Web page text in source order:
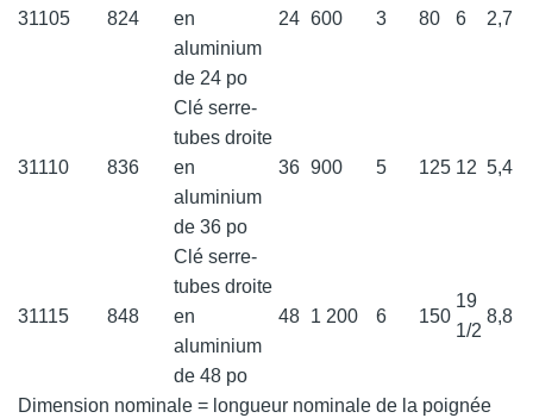
31105 824
en
aluminium
de 24 po
24 600 3 80 6 2,7
31110 836
Clé serre-
tubes droite
en
aluminium
de 36 po
36 900 5 125 12 5,4
31115 848
Clé serre-
tubes droite
en
aluminium
de 48 po
48 1 200 6 150
19
1/2
8,8
Dimension nominale = longueur nominale de la poignée